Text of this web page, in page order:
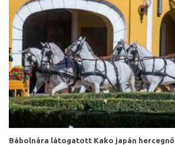
Bábolnára látogatott Kako japán hercegnő